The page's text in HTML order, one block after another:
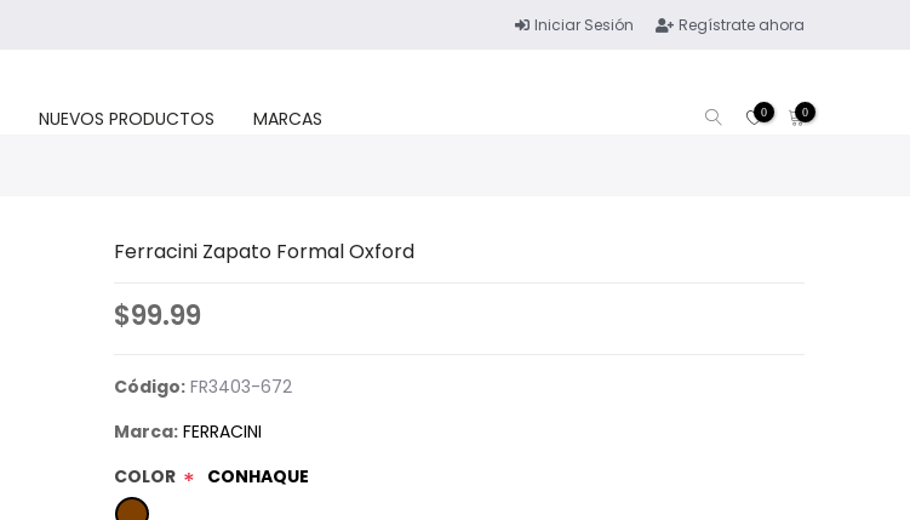
Iniciar Sesión Regístrate ahora
NUEVOS PRODUCTOS MARCAS 0 0
Ferracini Zapato Formal Oxford
$99.99
Código: FR3403-672
Marca: FERRACINI
COLOR * CONHAQUE